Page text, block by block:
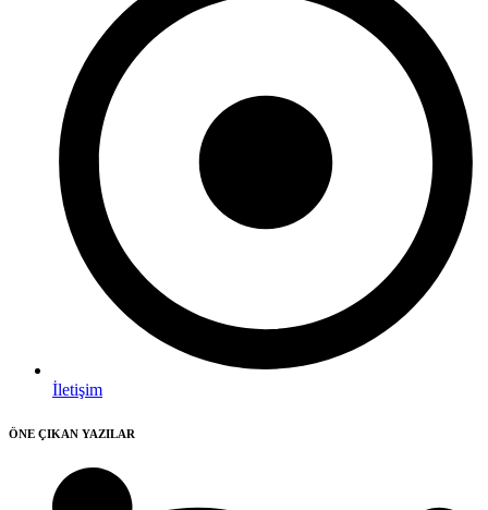
İletişim
ÖNE ÇIKAN YAZILAR